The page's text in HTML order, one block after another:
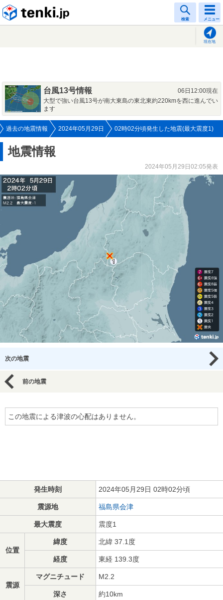
検索 メニュー
現在地
台風13号情報
06日12:00現在
大型で強い台風13号が南大東島の東北東約220kmを西に進んでい
ます
過去の地震情報 2024年05月29日 02時02分頃発生した地震(最大震度1)
地震情報
2024年05月29日02:05発表
次の地震
前の地震
この地震による津波の心配はありません。
発生時刻 2024年05月29日 02時02分頃
震源地 福島県会津
最大震度 震度1
位置
緯度 北緯 37.1度
経度 東経 139.3度
震源
マグニチュード M2.2
深さ 約10km